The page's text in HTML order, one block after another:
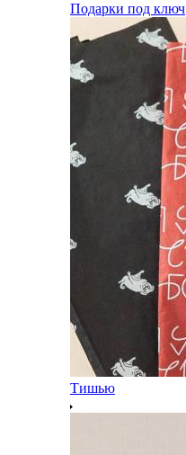
Подарки под ключ
Тишью